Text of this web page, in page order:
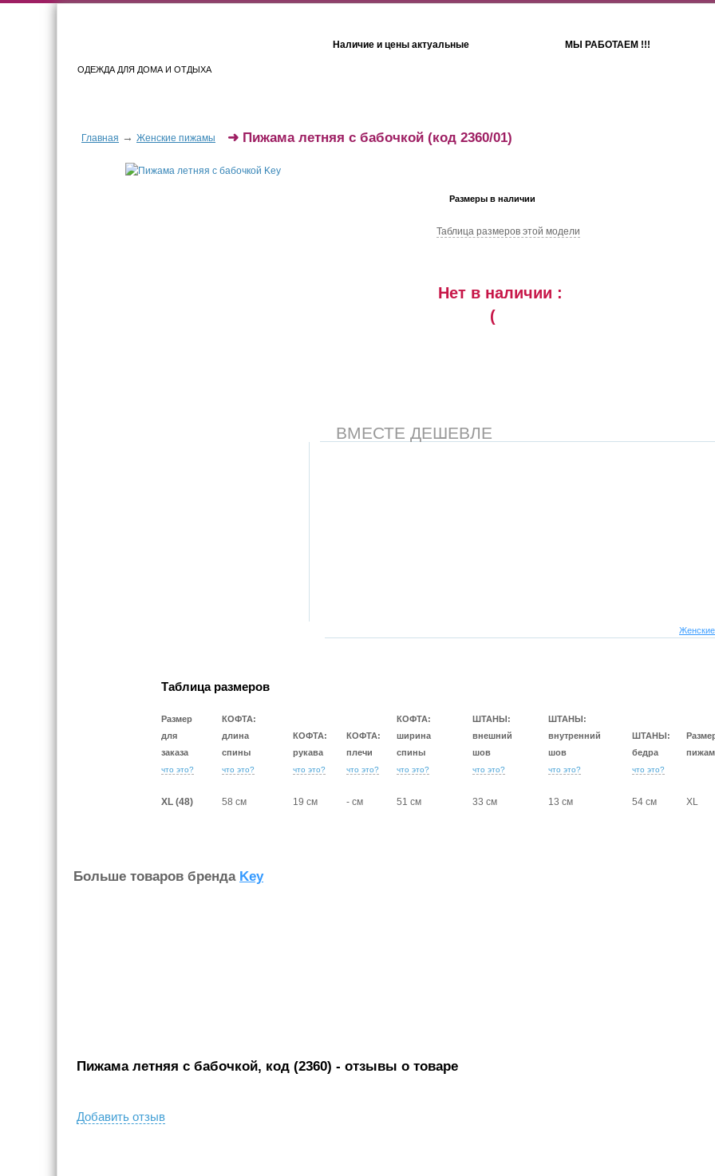
ОДЕЖДА ДЛЯ ДОМА И ОТДЫХА
Наличие и цены актуальные МЫ РАБОТАЕМ !!!
Главная → Женские пижамы ➜ Пижама летняя с бабочкой (код 2360/01)
Размеры в наличии
Таблица размеров этой модели
Нет в наличии :
(
ВМЕСТЕ ДЕШЕВЛЕ
Таблица размеров
Размер
для
заказа
что это?
КОФТА:
длина
спины
что это?
КОФТА:
рукава
что это?
КОФТА:
плечи
что это?
КОФТА:
ширина
спины
что это?
ШТАНЫ:
внешний
шов
что это?
ШТАНЫ:
внутренний
шов
что это?
ШТАНЫ:
бедра
что это?
XL (48) 58 см 19 см - см 51 см 33 см 13 см 54 см XL
Больше товаров бренда Key
Пижама летняя с бабочкой, код (2360) - отзывы о товаре
Добавить отзыв